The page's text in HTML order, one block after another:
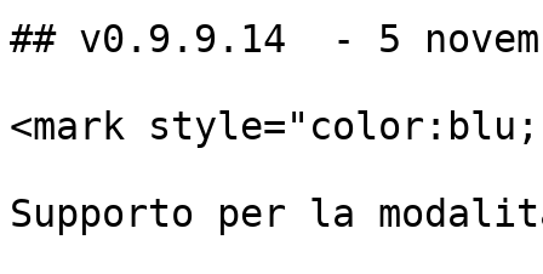
## v0.9.9.14  - 5
<mark
Supporto per la